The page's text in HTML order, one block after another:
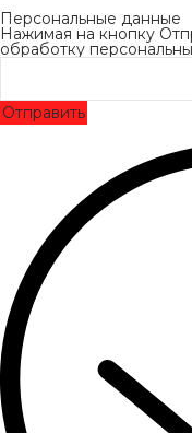
Персональные данные
Нажимая на кнопку
обработку
Отправить